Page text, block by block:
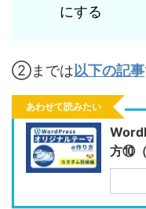
にする
②までは以下の記事
あわせて読みたい
方⑩（